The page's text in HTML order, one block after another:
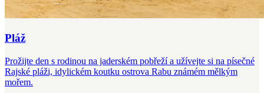
Pláž
Prožijte den s rodinou na jaderském pobřeží a užívejte si na písečné
Rajské pláži, idylickém koutku ostrova Rabu známém mělkým
mořem.